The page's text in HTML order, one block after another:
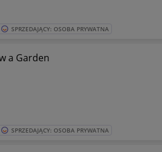
SPRZEDAJĄCY: OSOBA PRYWATNA
a Garden
SPRZEDAJĄCY: OSOBA PRYWATNA